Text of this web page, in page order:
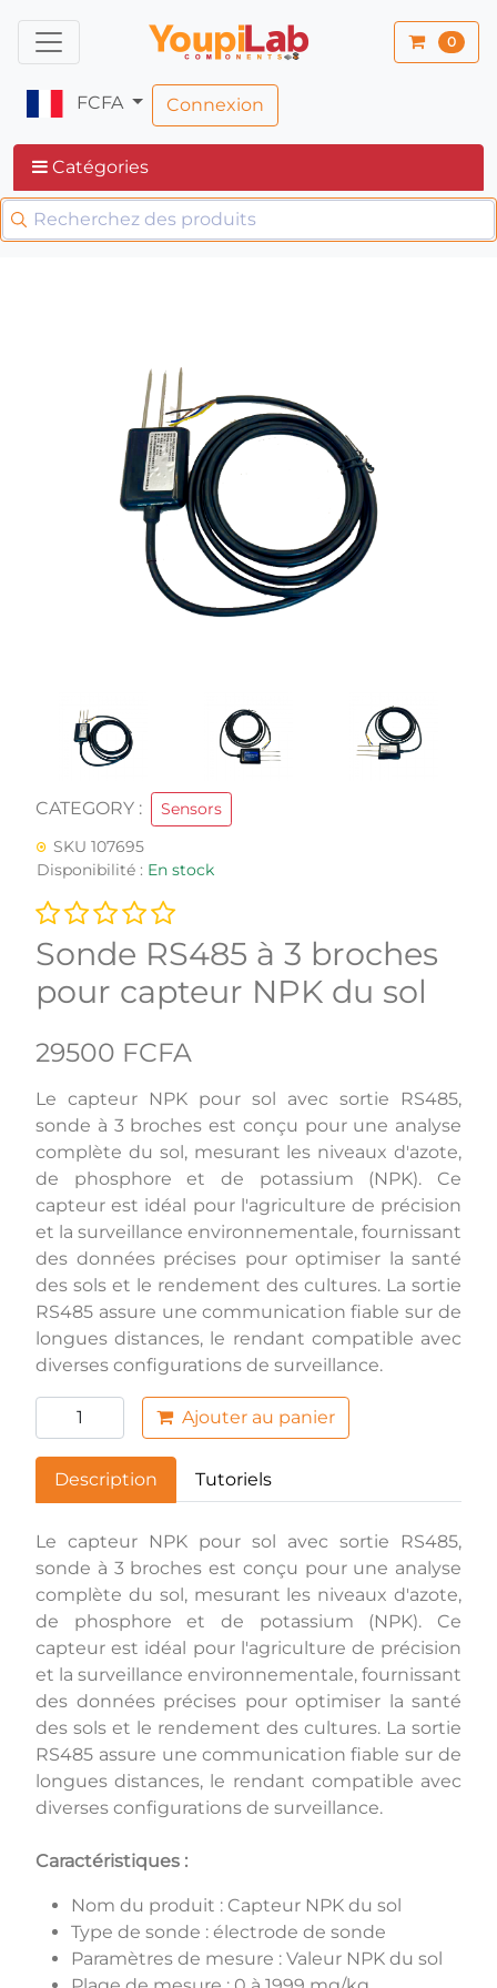
0
FCFA Connexion
Catégories
CATEGORY :
Sensors
SKU 107695
Disponibilité : En stock
Sonde RS485 à 3 broches
pour capteur NPK du sol
29500 FCFA
Le capteur NPK pour sol avec sortie RS485,
sonde à 3 broches est conçu pour une analyse
complète du sol, mesurant les niveaux d'azote,
de phosphore et de potassium (NPK). Ce
capteur est idéal pour l'agriculture de précision
et la surveillance environnementale, fournissant
des données précises pour optimiser la santé
des sols et le rendement des cultures. La sortie
RS485 assure une communication fiable sur de
longues distances, le rendant compatible avec
diverses configurations de surveillance.
Ajouter au panier
Description Tutoriels
Le capteur NPK pour sol avec sortie RS485,
sonde à 3 broches est conçu pour une analyse
complète du sol, mesurant les niveaux d'azote,
de phosphore et de potassium (NPK). Ce
capteur est idéal pour l'agriculture de précision
et la surveillance environnementale, fournissant
des données précises pour optimiser la santé
des sols et le rendement des cultures. La sortie
RS485 assure une communication fiable sur de
longues distances, le rendant compatible avec
diverses configurations de surveillance.
Caractéristiques :
Nom du produit : Capteur NPK du sol
Type de sonde : électrode de sonde
Paramètres de mesure : Valeur NPK du sol